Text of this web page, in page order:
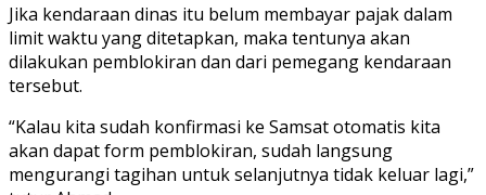
Jika kendaraan dinas itu belum membayar pajak dalam
limit waktu yang ditetapkan, maka tentunya akan
dilakukan pemblokiran dan dari pemegang kendaraan
tersebut.
“Kalau kita sudah konfirmasi ke Samsat otomatis kita
akan dapat form pemblokiran, sudah langsung
mengurangi tagihan untuk selanjutnya tidak keluar lagi,”